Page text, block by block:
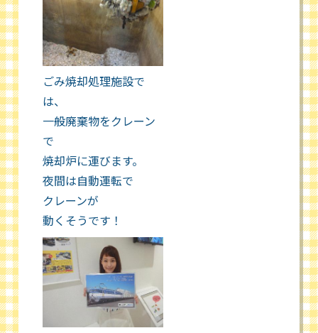
ごみ焼却処理施設で
は、
一般廃棄物をクレーン
で
焼却炉に運びます。
夜間は自動運転で
クレーンが
動くそうです！